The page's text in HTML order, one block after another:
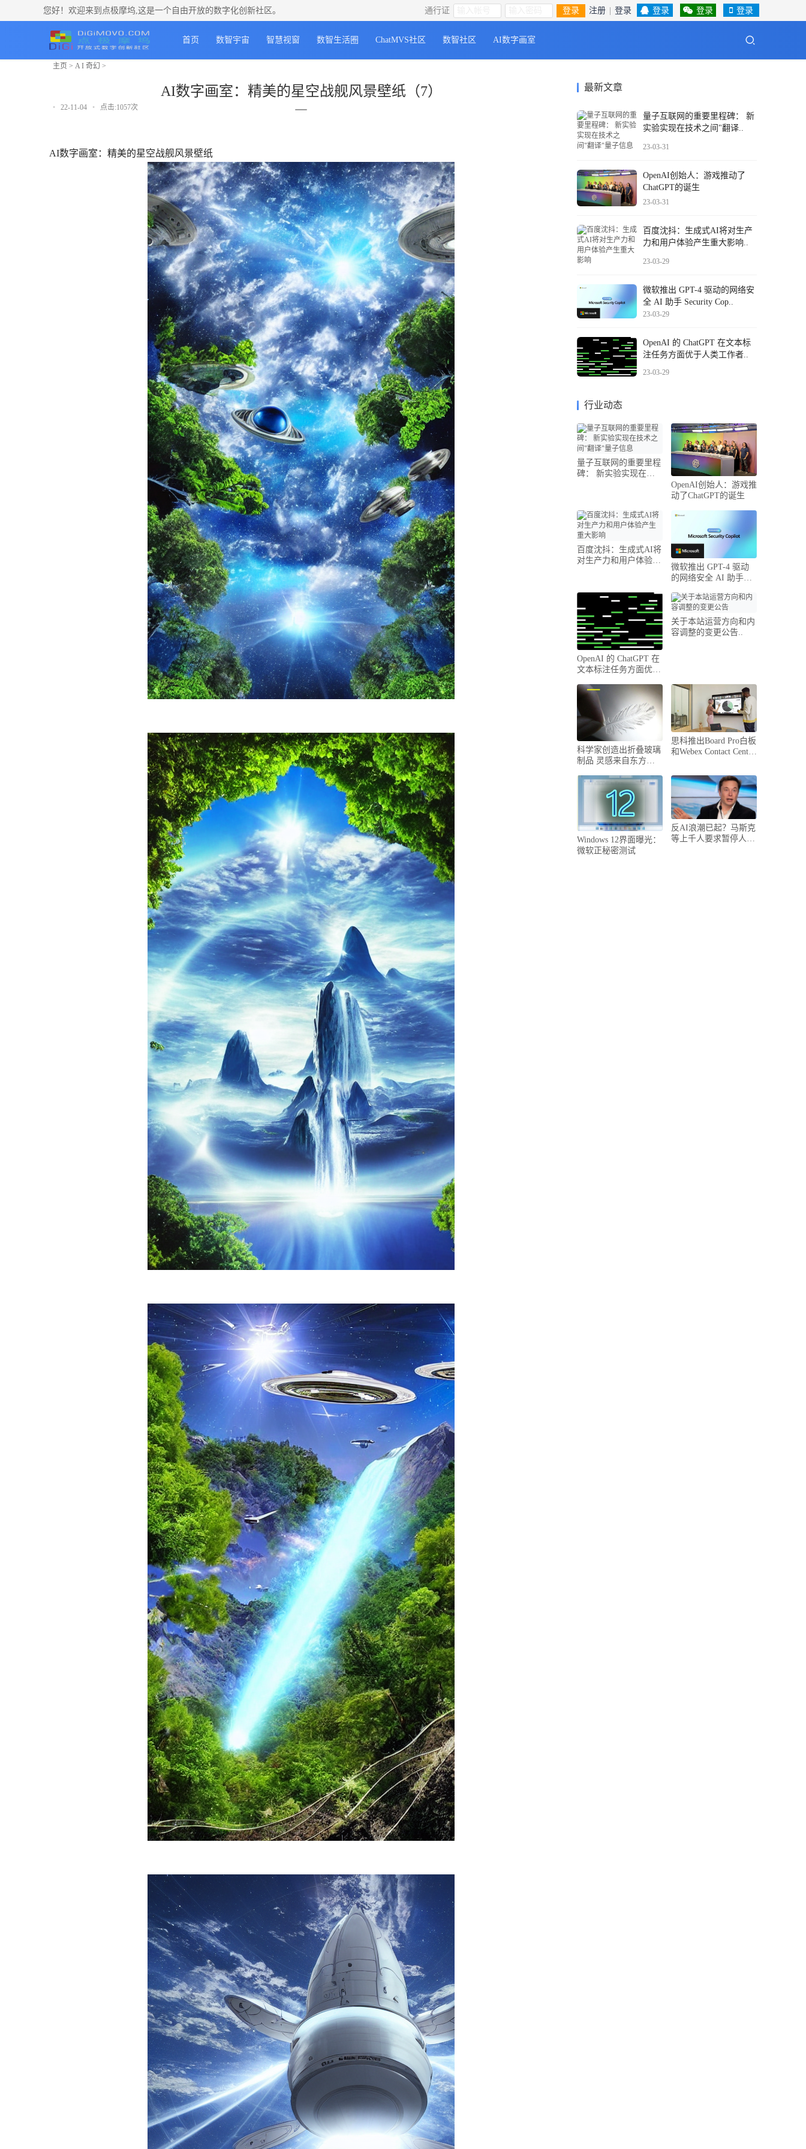
您好！欢迎来到点极摩坞,这是一个自由开放的数字化创新社区。 通行证 登录 注册 登录 登录 登录 登录
首页 数智宇宙 智慧视窗 数智生活圈 ChatMVS社区 数智社区 AI数字画室
主页 > A I 奇幻 >
AI数字画室：精美的星空战舰风景壁纸（7）
• 22-11-04 • 点击:1057次
AI数字画室：精美的星空战舰风景壁纸
最新文章
量子互联网的重要里程碑： 新
实验实现在技术之间"翻译..
23-03-31
OpenAI创始人：游戏推动了
ChatGPT的诞生
23-03-31
百度沈抖：生成式AI将对生产
力和用户体验产生重大影响..
23-03-29
微软推出 GPT-4 驱动的网络安
全 AI 助手 Security Cop..
23-03-29
OpenAI 的 ChatGPT 在文本标
注任务方面优于人类工作者..
23-03-29
行业动态
量子互联网的重要里程
碑： 新实验实现在技
OpenAI创始人：游戏推
动了ChatGPT的诞生
百度沈抖：生成式AI将
对生产力和用户体验产
微软推出 GPT-4 驱动
的网络安全 AI 助手
OpenAI 的 ChatGPT 在
文本标注任务方面优于
关于本站运营方向和内
容调整的变更公告..
科学家创造出折叠玻璃
制品 灵感来自东方折
思科推出Board Pro白板
和Webex Contact Center
Windows 12界面曝光：
微软正秘密测试
反AI浪潮已起？马斯克
等上千人要求暂停人工